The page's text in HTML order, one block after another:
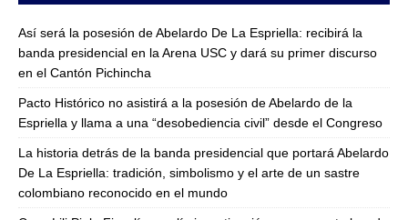
Así será la posesión de Abelardo De La Espriella: recibirá la
banda presidencial en la Arena USC y dará su primer discurso
en el Cantón Pichincha
Pacto Histórico no asistirá a la posesión de Abelardo de la
Espriella y llama a una “desobediencia civil” desde el Congreso
La historia detrás de la banda presidencial que portará Abelardo
De La Espriella: tradición, simbolismo y el arte de un sastre
colombiano reconocido en el mundo